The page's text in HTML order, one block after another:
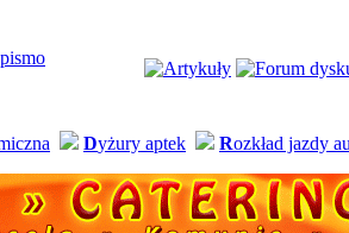
Dyżury aptek Rozkład jazdy